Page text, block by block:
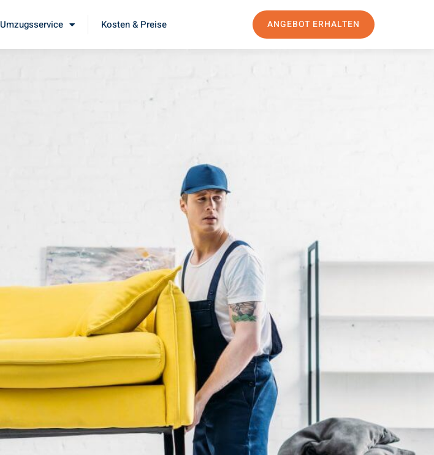
Umzugsservice Kosten & Preise ANGEBOT ERHALTEN